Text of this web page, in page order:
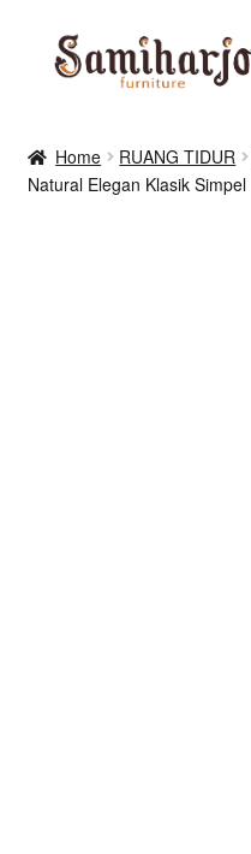
Skip
Skip
RUANG MAKAN & DAPUR
Home RUANG TIDUR
Natural Elegan Klasik Simpel